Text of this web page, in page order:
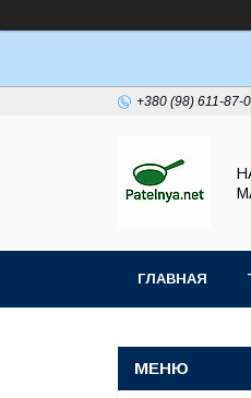
+380 (98) 611-87-
ГЛАВНАЯ